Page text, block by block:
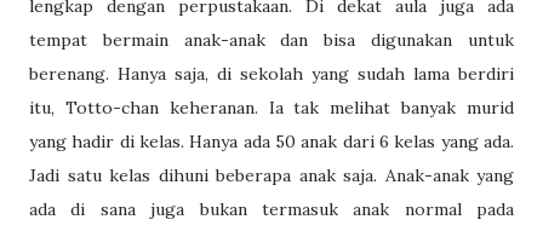
lengkap dengan perpustakaan. Di dekat aula juga ada
tempat bermain anak-anak dan bisa digunakan untuk
berenang. Hanya saja, di sekolah yang sudah lama berdiri
itu, Totto-chan keheranan. Ia tak melihat banyak murid
yang hadir di kelas. Hanya ada 50 anak dari 6 kelas yang ada.
Jadi satu kelas dihuni beberapa anak saja. Anak-anak yang
ada di sana juga bukan termasuk anak normal pada